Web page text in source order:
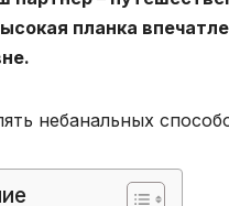
планка
небанальных